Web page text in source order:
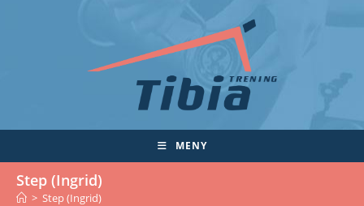
MENY
Step (Ingrid)
> Step (Ingrid)